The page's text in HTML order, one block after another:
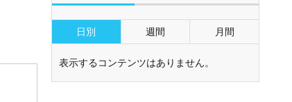
日別 週間 月間
表示するコンテンツはありません。